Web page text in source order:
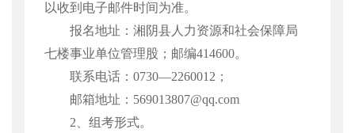
以收到电子邮件时间为准。
报名地址 ：湘阴县人力资源和社会保障局
七楼事业单位管理股；邮编414600。
联系电话：0730—2260012 ；
邮箱地址 ： 569013807@qq.com
2 、组考形式。